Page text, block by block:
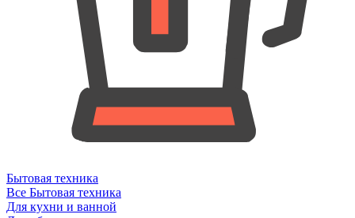
Бытовая техника
Все Бытовая техника
Для кухни и ванной